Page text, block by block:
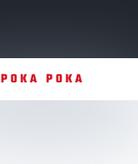
POKA POKA